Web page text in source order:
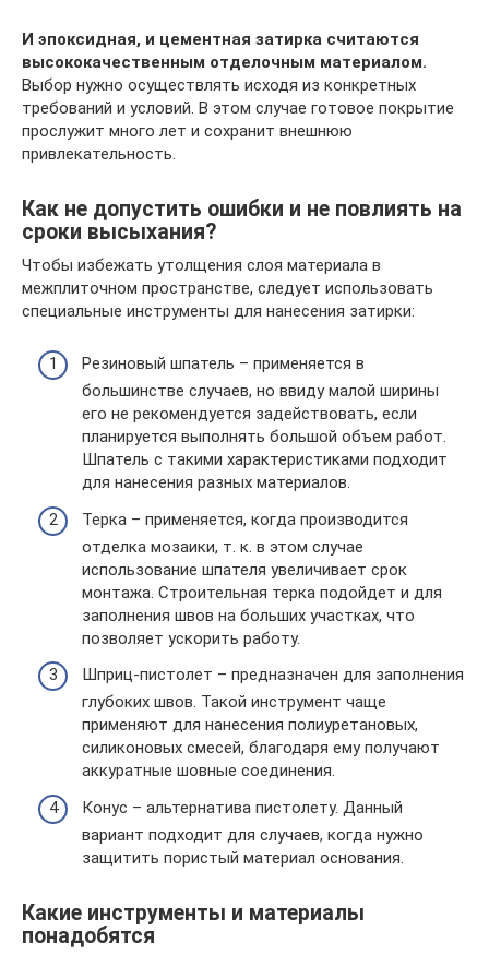
И эпоксидная, и цементная затирка считаются
высококачественным отделочным материалом.
Выбор нужно осуществлять исходя из конкретных
требований и условий. В этом случае готовое покрытие
прослужит много лет и сохранит внешнюю
привлекательность.
Как не допустить ошибки и не повлиять на
сроки высыхания?
Чтобы избежать утолщения слоя материала в
межплиточном пространстве, следует использовать
специальные инструменты для нанесения затирки:
Резиновый шпатель – применяется в
большинстве случаев, но ввиду малой ширины
его не рекомендуется задействовать, если
планируется выполнять большой объем работ.
Шпатель с такими характеристиками подходит
для нанесения разных материалов.
Терка – применяется, когда производится
отделка мозаики, т. к. в этом случае
использование шпателя увеличивает срок
монтажа. Строительная терка подойдет и для
заполнения швов на больших участках, что
позволяет ускорить работу.
Шприц-пистолет – предназначен для заполнения
глубоких швов. Такой инструмент чаще
применяют для нанесения полиуретановых,
силиконовых смесей, благодаря ему получают
аккуратные шовные соединения.
Конус – альтернатива пистолету. Данный
вариант подходит для случаев, когда нужно
защитить пористый материал основания.
Какие инструменты и материалы
понадобятся